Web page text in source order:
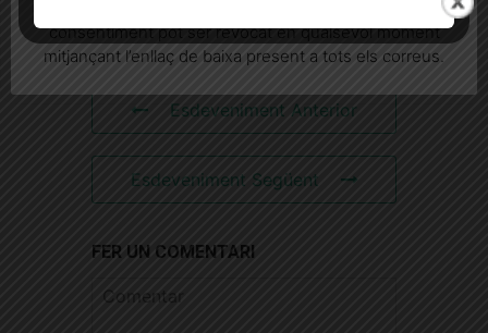
Esdeveniment Anterior
Esdeveniment Següent
FER UN COMENTARI
consentiment pot ser revocat en qualsevol moment
mitjançant l’enllaç de baixa present a tots els correus.